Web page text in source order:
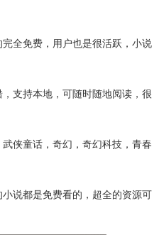
全免费，用户也是很活跃，小说
支持本地，可随时随地阅读，很
侠童话，奇幻，奇幻科技，青春
说都是免费看的，超全的资源可